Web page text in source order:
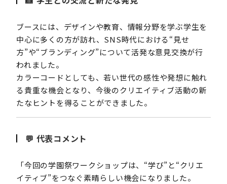
ブースには、デザインや教育、情報分野を学ぶ学生を
中心に多くの方が訪れ、SNS時代における“見せ
方”や“ブランディング”について活発な意見交換が行
われました。
カラーコードとしても、若い世代の感性や発想に触れ
る貴重な機会となり、今後のクリエイティブ活動の新
たなヒントを得ることができました。
💬 代表コメント
「今回の学園祭ワークショップは、“学び”と“クリエ
イティブ”をつなぐ素晴らしい機会になりました。